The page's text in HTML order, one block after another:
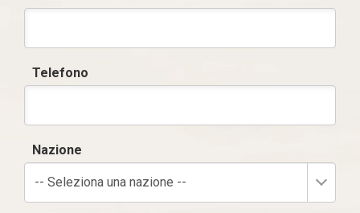
Telefono
Nazione
-- Seleziona una nazione --